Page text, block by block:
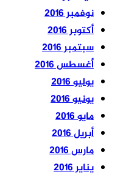
نوفمبر 2016
أكتوبر 2016
سبتمبر 2016
أغسطس 2016
يوليو 2016
يونيو 2016
مايو 2016
أبريل 2016
مارس 2016
يناير 2016